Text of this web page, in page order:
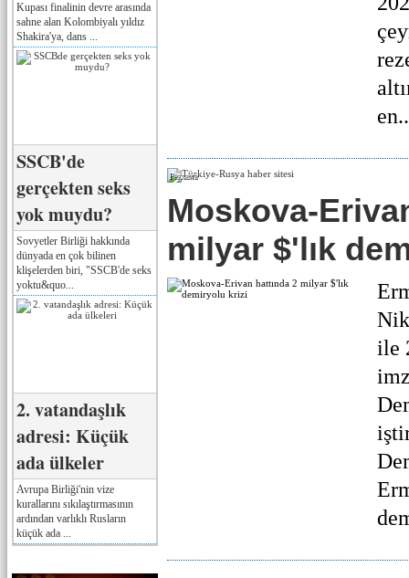
Kupası finalinin devre arasında
sahne alan Kolombiyalı yıldız
Shakira'ya, dans ...
SSCB'de
gerçekten seks
yok muydu?
Sovyetler Birliği hakkında
dünyada en çok bilinen
klişelerden biri, "SSCB'de seks
yoktu&quo...
2. vatandaşlık
adresi: Küçük
ada ülkeler
Avrupa Birliği'nin vize
kurallarını sıkılaştırmasının
ardından varlıklı Rusların
küçük ada ...
Реклама
Moskova-
milyar $'lık
ile